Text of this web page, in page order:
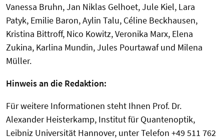
Vanessa Bruhn, Jan Niklas Gelhoet, Jule Kiel, Lara
Patyk, Emilie Baron, Aylin Talu, Céline Beckhausen,
Kristina Bittroff, Nico Kowitz, Veronika Marx, Elena
Zukina, Karlina Mundin, Jules Pourtawaf und Milena
Müller.
Hinweis an die Redaktion:
Für weitere Informationen steht Ihnen Prof. Dr.
Alexander Heisterkamp, Institut für Quantenoptik,
Leibniz Universität Hannover, unter Telefon +49 511 762